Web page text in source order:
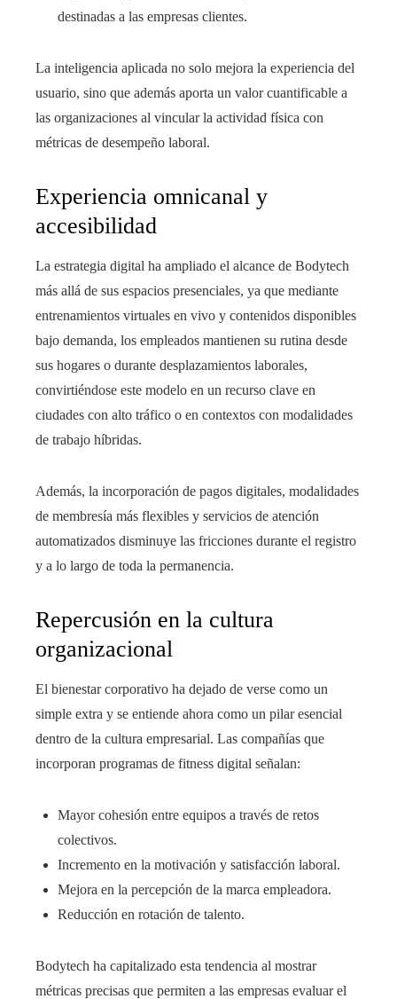
destinadas a las empresas clientes.
La inteligencia aplicada no solo mejora la experiencia del
usuario, sino que además aporta un valor cuantificable a
las organizaciones al vincular la actividad física con
métricas de desempeño laboral.
Experiencia omnicanal y
accesibilidad
La estrategia digital ha ampliado el alcance de Bodytech
más allá de sus espacios presenciales, ya que mediante
entrenamientos virtuales en vivo y contenidos disponibles
bajo demanda, los empleados mantienen su rutina desde
sus hogares o durante desplazamientos laborales,
convirtiéndose este modelo en un recurso clave en
ciudades con alto tráfico o en contextos con modalidades
de trabajo híbridas.
Además, la incorporación de pagos digitales, modalidades
de membresía más flexibles y servicios de atención
automatizados disminuye las fricciones durante el registro
y a lo largo de toda la permanencia.
Repercusión en la cultura
organizacional
El bienestar corporativo ha dejado de verse como un
simple extra y se entiende ahora como un pilar esencial
dentro de la cultura empresarial. Las compañías que
incorporan programas de fitness digital señalan:
Mayor cohesión entre equipos a través de retos
colectivos.
Incremento en la motivación y satisfacción laboral.
Mejora en la percepción de la marca empleadora.
Reducción en rotación de talento.
Bodytech ha capitalizado esta tendencia al mostrar
métricas precisas que permiten a las empresas evaluar el